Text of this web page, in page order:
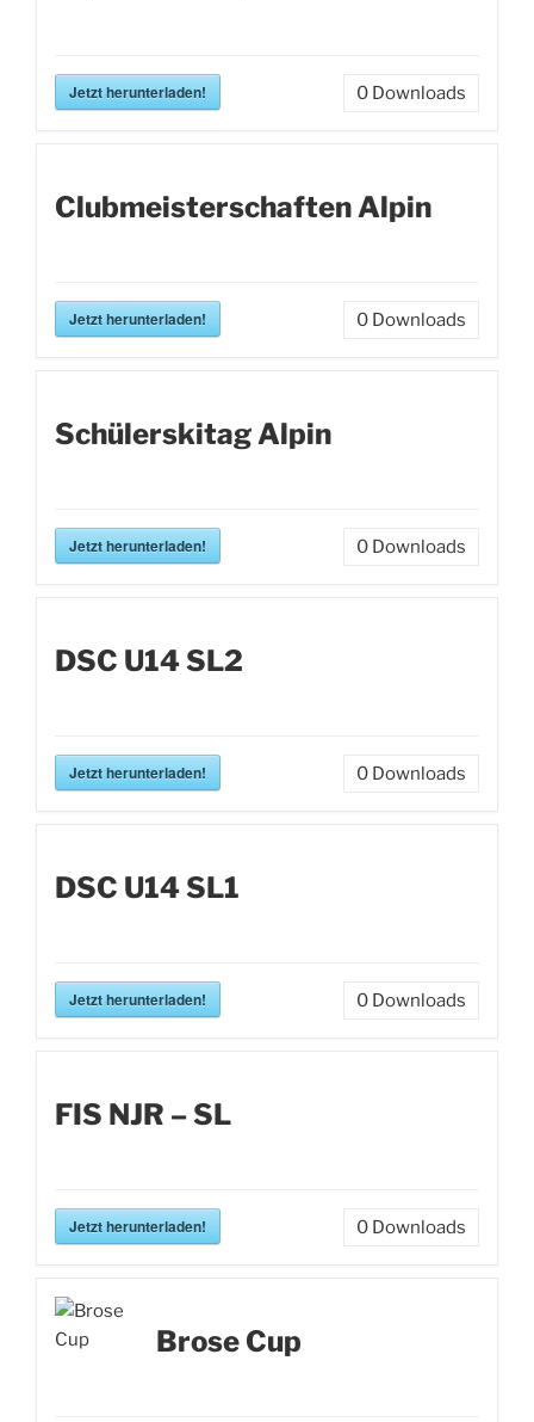
Jetzt herunterladen! 0 Downloads
Clubmeisterschaften Alpin
Jetzt herunterladen! 0 Downloads
Schülerskitag Alpin
Jetzt herunterladen! 0 Downloads
DSC U14 SL2
Jetzt herunterladen! 0 Downloads
DSC U14 SL1
Jetzt herunterladen! 0 Downloads
FIS NJR – SL
Jetzt herunterladen! 0 Downloads
Brose Cup